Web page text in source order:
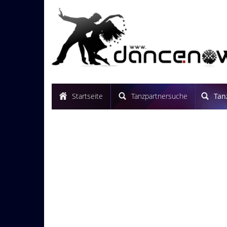
Startseite Tanzpartnersuche